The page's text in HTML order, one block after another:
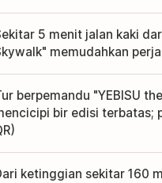
5 menit jalan kaki
memudahkan
berpemandu "YEBISU
bir edisi terbatas;
ketinggian sekitar 160